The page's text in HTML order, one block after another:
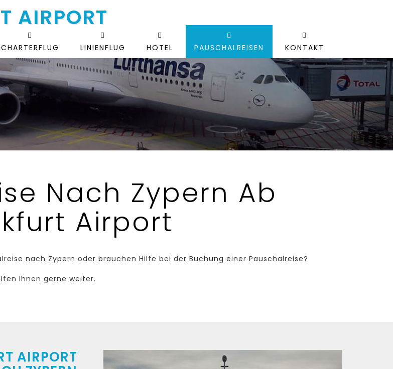
AIRPORT
CHARTERFLUG LINIENFLUG HOTEL PAUSCHALREISEN KONTAKT
Nach Zypern Ab
Airport
nach Zypern oder brauchen Hilfe bei der Buchung einer Pauschalreise?
Ihnen gerne weiter.
AIRPORT